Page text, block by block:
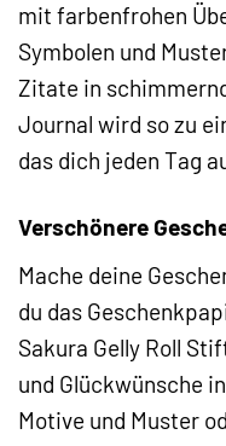
mit farbenfrohen
Symbolen und
Zitate in
Journal wird so zu
das dich jeden Tag
Verschönere
Mache deine
du das
Sakura Gelly Roll
und Glückwünsche
Motive und Muster